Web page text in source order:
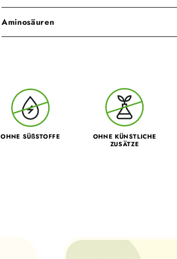
Aminosäuren
OHNE SÜßSTOFFE
OHNE KÜNSTLICHE
ZUSÄTZE